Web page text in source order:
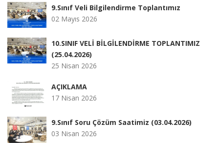
9.Sınıf Veli Bilgilendirme Toplantımız
02 Mayıs 2026
10.SINIF VELİ BİLGİLENDİRME TOPLANTIMIZ
(25.04.2026)
25 Nisan 2026
AÇIKLAMA
17 Nisan 2026
9.Sınıf Soru Çözüm Saatimiz (03.04.2026)
03 Nisan 2026